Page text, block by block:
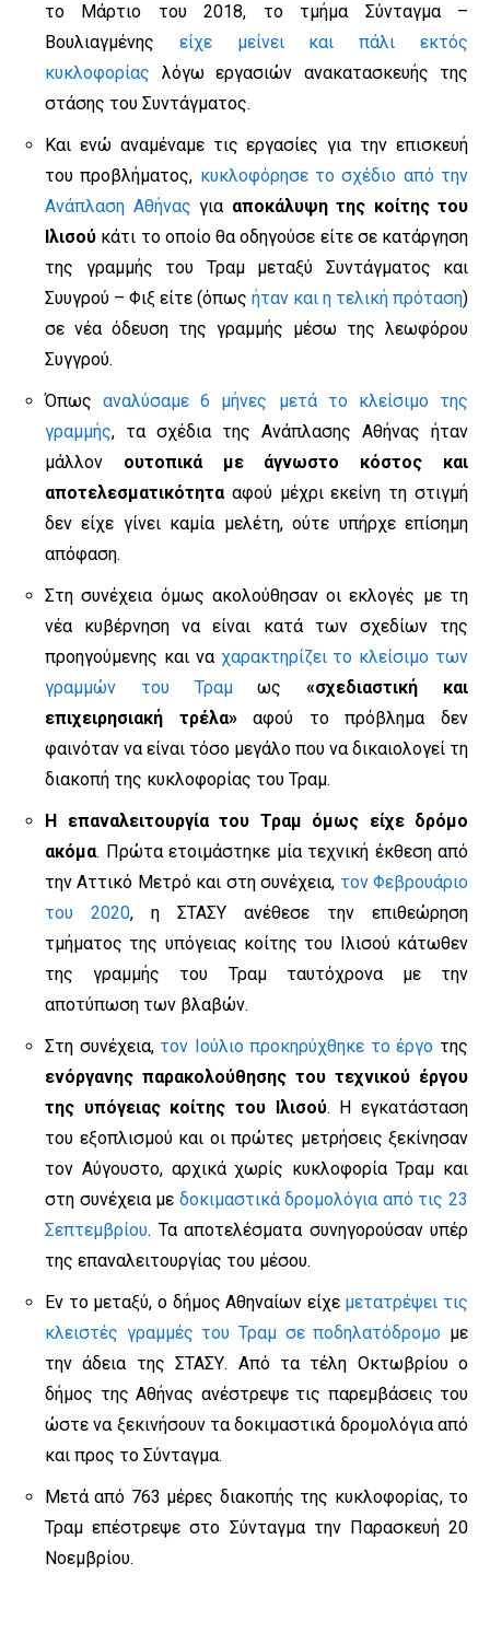
το Μάρτιο του 2018, το τμήμα Σύνταγμα –
Βουλιαγμένης είχε μείνει και πάλι εκτός
κυκλοφορίας λόγω εργασιών ανακατασκευής της
στάσης του Συντάγματος.
Και ενώ αναμέναμε τις εργασίες για την επισκευή
του προβλήματος, κυκλοφόρησε το σχέδιο από την
Ανάπλαση Αθήνας για αποκάλυψη της κοίτης του
Ιλισού κάτι το οποίο θα οδηγούσε είτε σε κατάργηση
της γραμμής του Τραμ μεταξύ Συντάγματος και
Συυγρού – Φιξ είτε (όπως ήταν και η τελική πρόταση)
σε νέα όδευση της γραμμής μέσω της λεωφόρου
Συγγρού.
Όπωςαναλύσαμε 6 μήνες μετά το κλείσιμο της
γραμμής, τα σχέδια της Ανάπλασης Αθήνας ήταν
μάλλον ουτοπικά με άγνωστο κόστος και
αποτελεσματικότητααφού μέχρι εκείνη τη στιγμή
δεν είχε γίνει καμία μελέτη, ούτε υπήρχε επίσημη
απόφαση.
Στη συνέχεια όμως ακολούθησαν οι εκλογές με τη
νέα κυβέρνηση να είναι κατά των σχεδίων της
προηγούμενης και να χαρακτηρίζει το κλείσιμο των
γραμμών του Τραμως«σχεδιαστική και
επιχειρησιακή τρέλα»αφού το πρόβλημα δεν
φαινόταν να είναι τόσο μεγάλο που να δικαιολογεί τη
διακοπή της κυκλοφορίας του Τραμ.
Η επαναλειτουργία του Τραμ όμως είχε δρόμο
ακόμα. Πρώτα ετοιμάστηκε μία τεχνική έκθεση από
την Αττικό Μετρό και στη συνέχεια, τον Φεβρουάριο
του 2020, η ΣΤΑΣΥ ανέθεσε την επιθεώρηση
τμήματος της υπόγειας κοίτης του Ιλισού κάτωθεν
της γραμμής του Τραμ ταυτόχρονα με την
αποτύπωση των βλαβών.
Στη συνέχεια, τον Ιούλιο προκηρύχθηκε το έργο της
ενόργανης παρακολούθησης του τεχνικού έργου
της υπόγειας κοίτης του Ιλισού. Η εγκατάσταση
του εξοπλισμού και οι πρώτες μετρήσεις ξεκίνησαν
τον Αύγουστο, αρχικά χωρίς κυκλοφορία Τραμ και
στη συνέχεια με δοκιμαστικά δρομολόγια από τις 23
Σεπτεμβρίου. Τα αποτελέσματα συνηγορούσαν υπέρ
της επαναλειτουργίας του μέσου.
Εν το μεταξύ, ο δήμος Αθηναίων είχε μετατρέψει τις
κλειστές γραμμές του Τραμ σε ποδηλατόδρομο με
την άδεια της ΣΤΑΣΥ. Από τα τέλη Οκτωβρίου ο
δήμος της Αθήνας ανέστρεψε τις παρεμβάσεις του
ώστε να ξεκινήσουν τα δοκιμαστικά δρομολόγια από
και προς το Σύνταγμα.
Μετά από 763 μέρες διακοπής της κυκλοφορίας, το
Τραμ επέστρεψε στο Σύνταγμα την Παρασκευή 20
Νοεμβρίου.